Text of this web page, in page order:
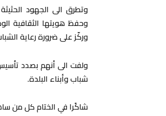
وتطرق الى الجهود
وحفظ هويتها الثقافية
وركّز على ضرورة رعاية
ولفت الى أنهم بصدد
شباب وأبناء البلدة.
شاكًرا في الختام كل من